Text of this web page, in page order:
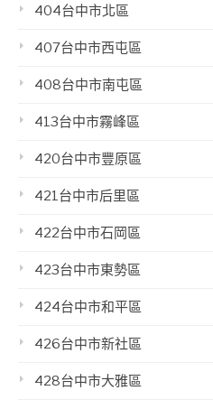
404台中市北區
407台中市西屯區
408台中市南屯區
413台中市霧峰區
420台中市豐原區
421台中市后里區
422台中市石岡區
423台中市東勢區
424台中市和平區
426台中市新社區
428台中市大雅區